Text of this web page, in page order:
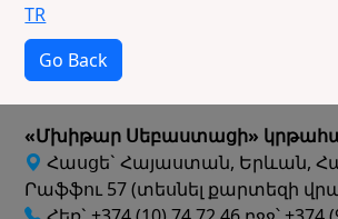
TR
Go Back
«Մխիթար Սեբաստացի»
Հասցե` Հայաստան, Երևան,
Րաֆֆու 57 (տեսնել քարտեզի